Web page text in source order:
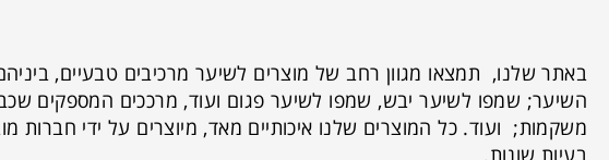
באתר שלנו, תמצאו מגוון רחב של מוצרים לשיער מרכיבים טבעיים,
השיער; שמפו לשיער יבש, שמפו לשיער פגום ועוד, מרככים המספקים
משקמות; ועוד. כל המוצרים שלנו איכותיים מאד, מיוצרים על ידי חברות
בעיות שונות.